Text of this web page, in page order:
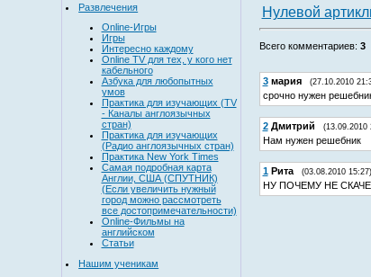
Развлечения
Online-Игры
Игры
Интересно каждому
Online TV для тех, у кого нет
кабельного
Азбука для любопытных
умов
Практика для изучающих (TV
- Каналы англоязычных
стран)
Практика для изучающих
(Радио англоязычных стран)
Практика New York Times
Самая подробная карта
Англии, США (СПУТНИК)
(Если увеличить нужный
город можно рассмотреть
все достопримечательности)
Online-Фильмы на
английском
Статьи
Нашим ученикам
Нулевой
Всего комментариев: 3
3 мария (27.10.2010
срочно нужен
2 Дмитрий (13.09.2010
Нам нужен решебник
1 Рита (03.08.2010 15:27)
НУ ПОЧЕМУ НЕ